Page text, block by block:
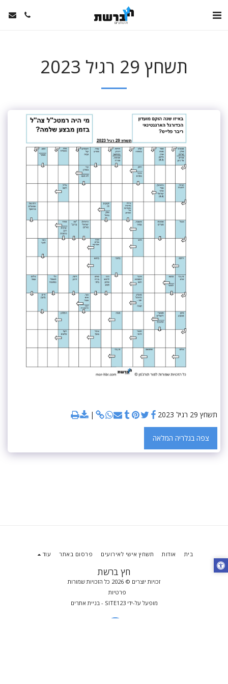
תשחץ 29 רגיל 2023
תשחץ 29 רגיל 2023
צפה בגלריה המלאה
חץ ברשת
זכויות יוצרים © 2026 כל הזכויות שמורות
פרטיות
מופעל על-ידיSITE123
- בניית אתרים
בית אודות תשחץ אישי לאירועים פרסום באתר עוד